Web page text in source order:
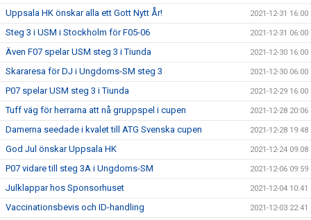
Uppsala HK önskar alla ett Gott Nytt År! 2021-12-31 16:00
Steg 3 i USM i Stockholm för F05-06 2021-12-31 06:00
Även F07 spelar USM steg 3 i Tiunda 2021-12-30 16:00
Skararesa för DJ i Ungdoms-SM steg 3 2021-12-30 06:00
P07 spelar USM steg 3 i Tiunda 2021-12-29 16:00
Tuff väg för herrarna att nå gruppspel i cupen 2021-12-28 20:06
Damerna seedade i kvalet till ATG Svenska cupen 2021-12-28 19:48
God Jul önskar Uppsala HK 2021-12-24 09:08
P07 vidare till steg 3A i Ungdoms-SM 2021-12-06 09:59
Julklappar hos Sponsorhuset 2021-12-04 10:41
Vaccinationsbevis och ID-handling 2021-12-03 22:41